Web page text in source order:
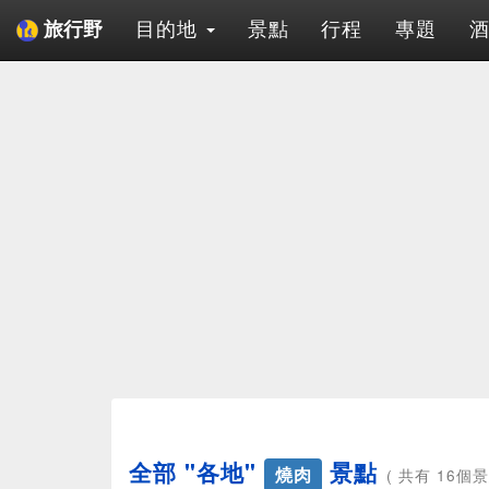
旅行野 目的地 景點 行程 專題
全部 "各地" 燒肉 景點 ( 共有 16個